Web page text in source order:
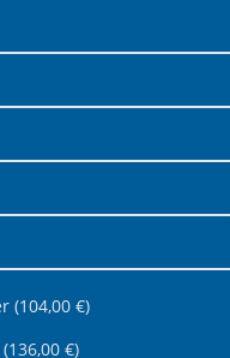
(104,00 €)
€)